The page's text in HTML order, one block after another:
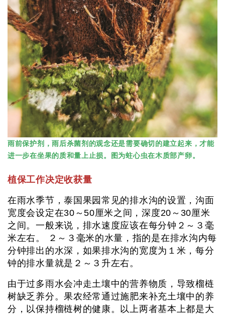
雨前保护剂，雨后杀菌剂的观念还是需要确切的建立起来，才能
进一步在坐果的质和量上止损。图为蛀心虫在木质部产卵。
植保工作决定收获量
在雨水季节，泰国果园常见的排水沟的设置，沟面
宽度会设定在30～50厘米之间，深度20～30厘米
之间。一般来说，排水速度应该在每分钟２～３毫
米左右。 ２～３毫米的水量，指的是在排水沟内每
分钟排出的水深，如果排水沟的宽度为１米，每分
钟的排水量就是２～３升左右。
由于过多雨水会冲走土壤中的营养物质，导致榴梿
树缺乏养分。果农经常通过施肥来补充土壤中的养
分，以保持榴梿树的健康。以上两者基本上都是大